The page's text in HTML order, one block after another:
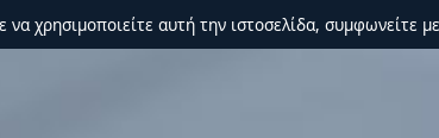
να χρησιμοποιείτε αυτή την ιστοσελίδα, συμφωνείτε